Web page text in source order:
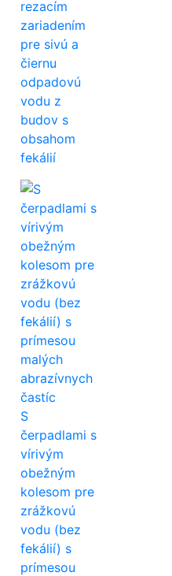
rezacím
zariadením
pre sivú a
čiernu
odpadovú
vodu z
budov s
obsahom
fekálií
S
čerpadlami s
vírivým
obežným
kolesom pre
zrážkovú
vodu (bez
fekálií) s
prímesou